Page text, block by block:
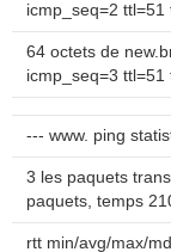
icmp_seq=2
64 octets de
icmp_seq=3
--- www. ping
3 les paquets
paquets, temps
rtt min/avg/max/